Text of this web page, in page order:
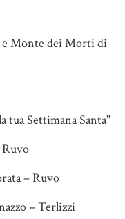
e Monte dei Morti di
tua Settimana Santa"
Ruvo
– Ruvo
– Terlizzi